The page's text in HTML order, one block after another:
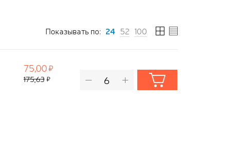
Показывать по: 24 52 100
75,00
175,63